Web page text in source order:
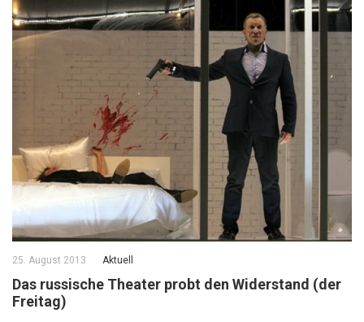
25. August 2013 Aktuell
Das russische Theater probt den Widerstand (der
Freitag)